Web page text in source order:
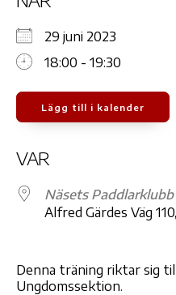
29 juni 2023
18:00 - 19:30
Lägg till i kalender
VAR
Näsets Paddlarklubb
Alfred Gärdes Väg
Denna träning riktar sig
Ungdomssektion.